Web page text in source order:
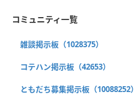
コミュニティ一覧
雑談掲示板（1028375）
コテハン掲示板（42653）
ともだち募集掲示板（10088252）